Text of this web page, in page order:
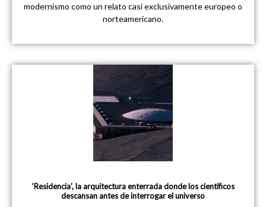
modernismo como un relato casi exclusivamente europeo o
norteamericano.
‘Residencia’, la arquitectura enterrada donde los científicos
descansan antes de interrogar el universo